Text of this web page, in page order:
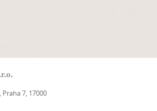
7, 17000